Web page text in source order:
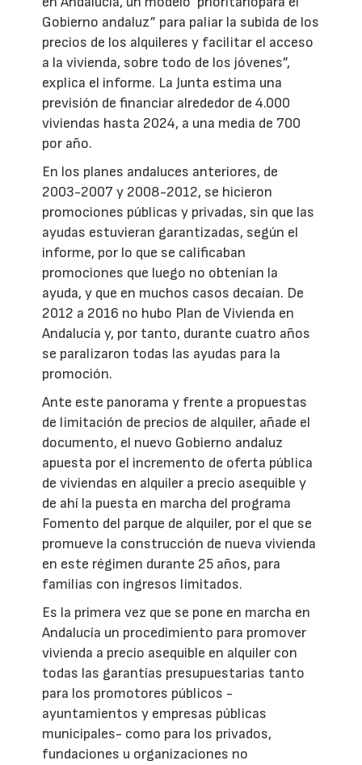
Gobierno andaluz” para paliar la subida de los
precios de los alquileres y facilitar el acceso
a la vivienda, sobre todo de los jóvenes”,
explica el informe. La Junta estima una
previsión de financiar alrededor de 4.000
viviendas hasta 2024, a una media de 700
por año.
En los planes andaluces anteriores, de
2003-2007 y 2008-2012, se hicieron
promociones públicas y privadas, sin que las
ayudas estuvieran garantizadas, según el
informe, por lo que se calificaban
promociones que luego no obtenían la
ayuda, y que en muchos casos decaían. De
2012 a 2016 no hubo Plan de Vivienda en
Andalucía y, por tanto, durante cuatro años
se paralizaron todas las ayudas para la
promoción.
Ante este panorama y frente a propuestas
de limitación de precios de alquiler, añade el
documento, el nuevo Gobierno andaluz
apuesta por el incremento de oferta pública
de viviendas en alquiler a precio asequible y
de ahí la puesta en marcha del programa
Fomento del parque de alquiler, por el que se
promueve la construcción de nueva vivienda
en este régimen durante 25 años, para
familias con ingresos limitados.
Es la primera vez que se pone en marcha en
Andalucía un procedimiento para promover
vivienda a precio asequible en alquiler con
todas las garantías presupuestarias tanto
para los promotores públicos -
ayuntamientos y empresas públicas
municipales- como para los privados,
fundaciones u organizaciones no